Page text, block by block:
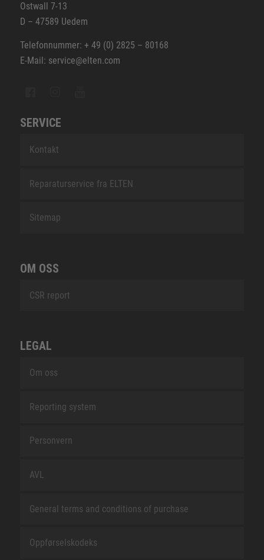
Ostwall 7-13
D – 47589 Uedem
Telefonnummer: + 49 (0) 2825 – 80168
E-Mail: service@elten.com
SERVICE
Kontakt
Reparaturservice fra ELTEN
Sitemap
OM OSS
CSR report
LEGAL
Om oss
Reporting system
Personvern
AVL
General terms and conditions of purchase
Oppførselskodeks